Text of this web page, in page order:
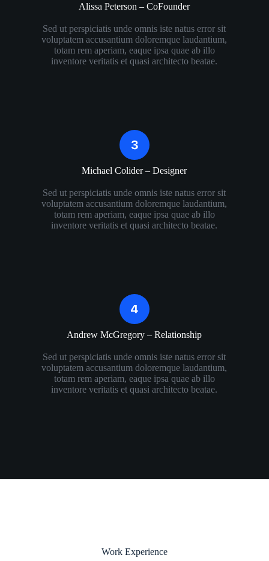
Alissa Peterson – CoFounder​
Sed ut perspiciatis unde omnis iste natus error sit
voluptatem accusantium doloremque laudantium,
totam rem aperiam, eaque ipsa quae ab illo
inventore veritatis et quasi architecto beatae.
Michael Colider – Designer​
Sed ut perspiciatis unde omnis iste natus error sit
voluptatem accusantium doloremque laudantium,
totam rem aperiam, eaque ipsa quae ab illo
inventore veritatis et quasi architecto beatae.
Andrew McGregory – Relationship​
Sed ut perspiciatis unde omnis iste natus error sit
voluptatem accusantium doloremque laudantium,
totam rem aperiam, eaque ipsa quae ab illo
inventore veritatis et quasi architecto beatae.
Work Experience